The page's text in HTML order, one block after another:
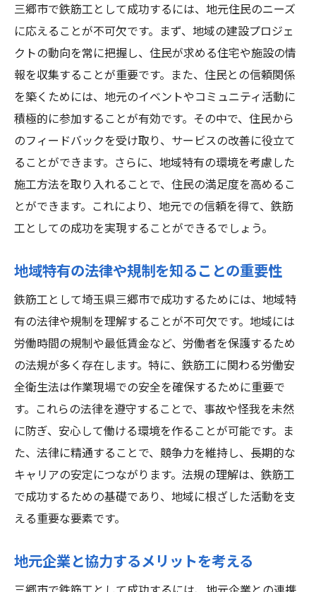
クの重要性
プロジェクトマネジメントにおけるチーム
ビルディング
異なる専門性を活かしたチーム編成のコツ
役割分担とチーム内コミュニケーションの
ポイント
成功事例から学ぶチームワークの実践法
チームのモチベーションを維持するための
手法
リーダーシップとフォロワーシップのバラ
地域特性に応じた鉄筋工としてのキャリアアッ
プの道
地域特性を活かしたキャリアパスの選択
三郷市における成長分野とキャリアの可能
性
海外市場進出を視野に入れたスキル取得
キャリアチェンジを成功させるためのステ
ップ
地元の専門家と連携したスキルアップ
新たな市場開拓によるキャリアチャンス
三郷市で鉄筋工として成功するには、地元住民のニーズ
に応えることが不可欠です。まず、地域の建設プロジェ
クトの動向を常に把握し、住民が求める住宅や施設の情
報を収集することが重要です。また、住民との信頼関係
を築くためには、地元のイベントやコミュニティ活動に
積極的に参加することが有効です。その中で、住民から
のフィードバックを受け取り、サービスの改善に役立て
ることができます。さらに、地域特有の環境を考慮した
施工方法を取り入れることで、住民の満足度を高めるこ
とができます。これにより、地元での信頼を得て、鉄筋
工としての成功を実現することができるでしょう。
地域特有の法律や規制を知ることの重要性
鉄筋工として埼玉県三郷市で成功するためには、地域特
有の法律や規制を理解することが不可欠です。地域には
労働時間の規制や最低賃金など、労働者を保護するため
の法規が多く存在します。特に、鉄筋工に関わる労働安
全衛生法は作業現場での安全を確保するために重要で
す。これらの法律を遵守することで、事故や怪我を未然
に防ぎ、安心して働ける環境を作ることが可能です。ま
た、法律に精通することで、競争力を維持し、長期的な
キャリアの安定につながります。法規の理解は、鉄筋工
で成功するための基礎であり、地域に根ざした活動を支
える重要な要素です。
地元企業と協力するメリットを考える